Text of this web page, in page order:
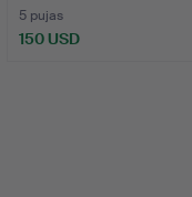
5 pujas
150 USD